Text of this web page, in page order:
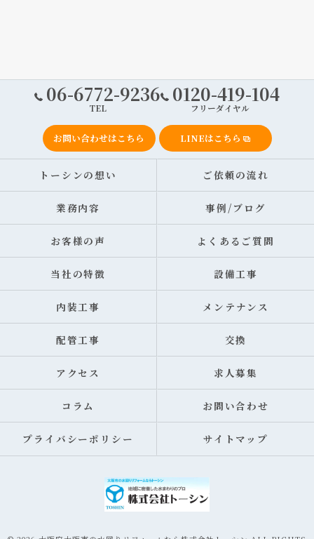
06-6772-9236
TEL
0120-419-104
フリーダイヤル
お問い合わせはこちら LINEはこちら
トーシンの想い ご依頼の流れ
業務内容 事例/ブログ
お客様の声 よくあるご質問
当社の特徴 設備工事
内装工事 メンテナンス
配管工事 交換
アクセス 求人募集
コラム お問い合わせ
プライバシーポリシー サイトマップ